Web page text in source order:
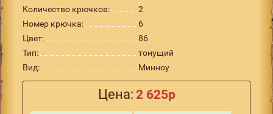
Количество крючков:
2
Номер крючка:
6
Цвет:
86
Тип:
тонущий
Вид:
Минноу
Цена: 2 625р